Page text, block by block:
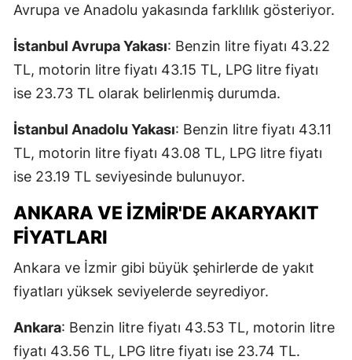
Avrupa ve Anadolu yakasında farklılık gösteriyor.
İstanbul Avrupa Yakası: Benzin litre fiyatı 43.22
TL, motorin litre fiyatı 43.15 TL, LPG litre fiyatı
ise 23.73 TL olarak belirlenmiş durumda.
İstanbul Anadolu Yakası: Benzin litre fiyatı 43.11
TL, motorin litre fiyatı 43.08 TL, LPG litre fiyatı
ise 23.19 TL seviyesinde bulunuyor.
ANKARA VE İZMIR'DE AKARYAKIT
FIYATLARI
Ankara ve İzmir gibi büyük şehirlerde de yakıt
fiyatları yüksek seviyelerde seyrediyor.
Ankara: Benzin litre fiyatı 43.53 TL, motorin litre
fiyatı 43.56 TL, LPG litre fiyatı ise 23.74 TL.